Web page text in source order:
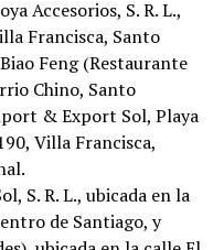
Accesorios, S. R. L.,
Francisca, Santo
Feng (Restaurante
Chino, Santo
& Export Sol, Playa
Villa Francisca,
S. R. L., ubicada en la
de Santiago, y